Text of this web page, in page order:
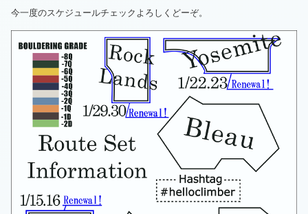
今一度のスケジュールチェックよろしくどーぞ。